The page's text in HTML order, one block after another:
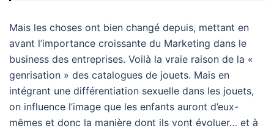
Mais les choses ont bien changé depuis, mettant en
avant l’importance croissante du Marketing dans le
business des entreprises. Voilà la vraie raison de la «
genrisation » des catalogues de jouets. Mais en
intégrant une différentiation sexuelle dans les jouets,
on influence l’image que les enfants auront d’eux-
mêmes et donc la manière dont ils vont évoluer… et à